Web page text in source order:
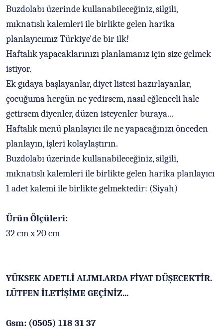
Buzdolabı üzerinde kullanabileceğiniz, silgili,
mıknatıslı kalemleri ile birlikte gelen harika
planlayıcımız Türkiye'de bir ilk!
Haftalık yapacaklarınızı planlamanız için size gelmek
istiyor.
Ek gıdaya başlayanlar, diyet listesi hazırlayanlar,
çocuğuma hergün ne yedirsem, nasıl eğlenceli hale
getirsem diyenler, düzen isteyenler buraya...
Haftalık menü planlayıcı ile ne yapacağınızı önceden
planlayın, işleri kolaylaştırın.
Buzdolabı üzerinde kullanabileceğiniz, silgili,
mıknatıslı kalemleri ile birlikte gelen harika planlayıcı
1 adet kalemi ile birlikte gelmektedir: (Siyah)
Ürün Ölçüleri:
32 cm x 20 cm
YÜKSEK ADETLİ ALIMLARDA FİYAT DÜŞECEKTİR.
LÜTFEN İLETİŞİME GEÇİNİZ...
Gsm: (0505) 118 31 37